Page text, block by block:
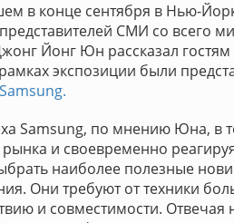
в конце сентября в Нью-
СМИ со всего
Йонг Юн рассказал
экспозиции были
Samsung.
Samsung, по мнению Юна, в
и своевременно
наиболее полезные
Они требуют от техники
и совместимости. Отвечая